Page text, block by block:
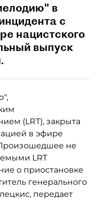
в
с
нацистского
выпуск
(LRT), закрыта
в эфире
не
LRT
о приостановке
генерального
передает